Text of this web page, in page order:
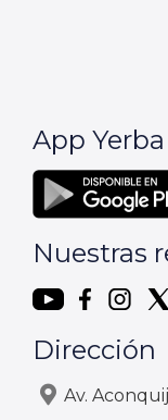
App
Nuestras
Dirección
Av.